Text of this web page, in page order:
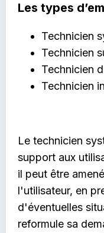
Les types
Technicien
Technicien
Technicien
Technicien
Le technicien
support aux
il peut être
l'utilisateur, en
d'éventuelles
reformule sa